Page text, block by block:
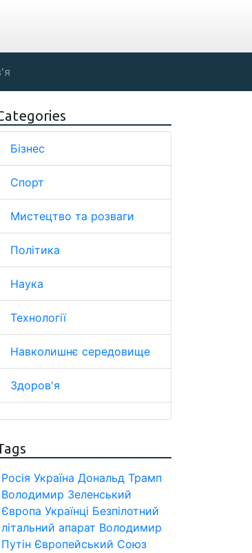
Бізнес
Спорт
Мистецтво та розваги
Політика
Наука
Технології
Навколишнє середовище
Здоров'я
Росія Україна Дональд Трамп
Володимир Зеленський
Європа Українці Безпілотний
літальний апарат Володимир
Путін Європейський Союз